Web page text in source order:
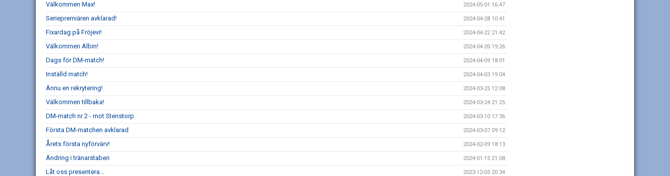
Välkommen Max! 2024-05-01 16:47
Seriepremiären avklarad! 2024-04-28 10:41
Fixardag på Fröjevi! 2024-04-22 21:42
Välkommen Albin! 2024-04-20 19:26
Dags för DM-match! 2024-04-09 18:01
Inställd match! 2024-04-03 19:04
Ännu en rekrytering! 2024-03-25 12:08
Välkommen tillbaka! 2024-03-24 21:25
DM-match nr 2 - mot Stenstorp 2024-03-10 17:36
Första DM-matchen avklarad 2024-03-07 09:12
Årets första nyförvärv! 2024-02-09 18:13
Ändring i tränarstaben 2024-01-15 21:08
Låt oss presentera… 2023-12-03 20:34